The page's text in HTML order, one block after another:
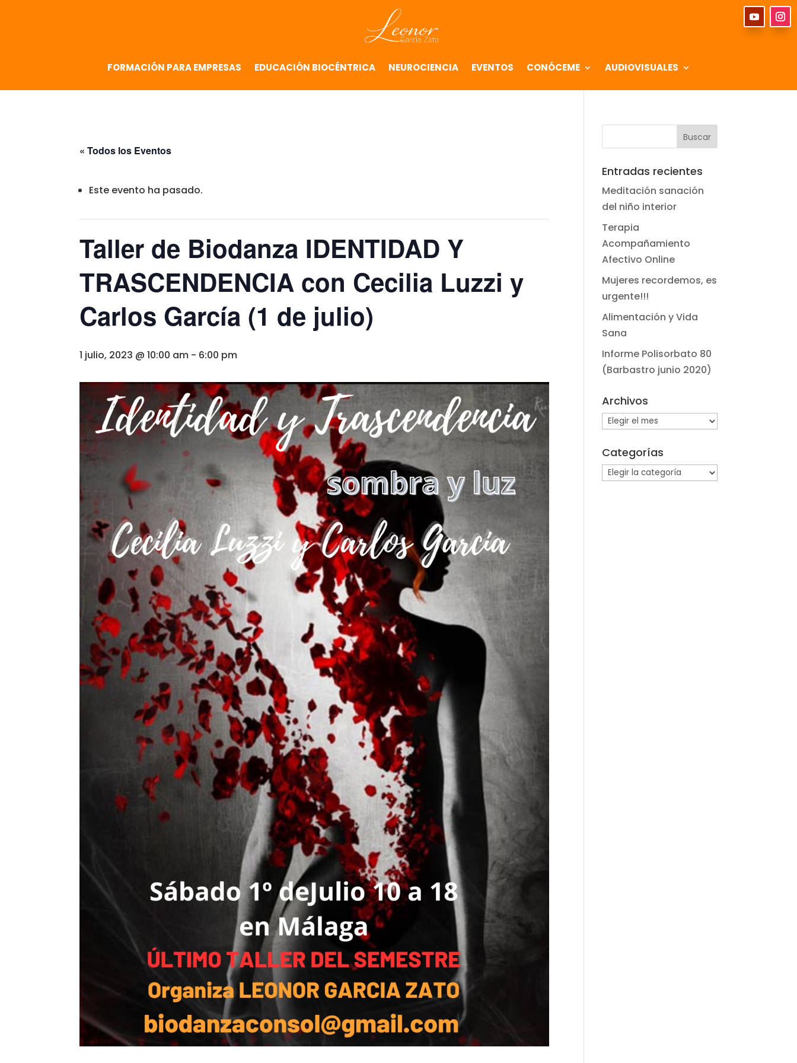
FORMACIÓN PARA EMPRESAS EDUCACIÓN BIOCÉNTRICA NEUROCIENCIA EVENTOS CONÓCEME AUDIOVISUALES
« Todos los Eventos
Este evento ha pasado.
Taller de Biodanza IDENTIDAD Y
TRASCENDENCIA con Cecilia Luzzi y
Carlos García (1 de julio)
1 julio, 2023 @ 10:00 am - 6:00 pm
Entradas recientes
Meditación sanación
del niño interior
Terapia
Acompañamiento
Afectivo Online
Mujeres recordemos, es
urgente!!!
Alimentación y Vida
Sana
Informe Polisorbato 80
(Barbastro junio 2020)
Archivos
Archivos
Categorías
Categorías